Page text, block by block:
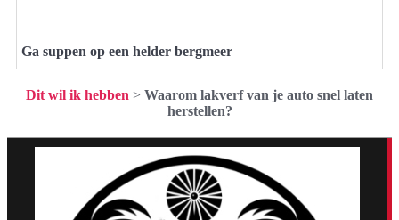
Ga suppen op een helder bergmeer
Dit wil ik hebben > Waarom lakverf van je auto snel laten
herstellen?